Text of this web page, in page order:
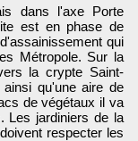
dans l'axe Porte
est en phase de
qui
Métropole. Sur la
la crypte Saint-
qu'une aire de
de végétaux il va
Les jardiniers de la
respecter les